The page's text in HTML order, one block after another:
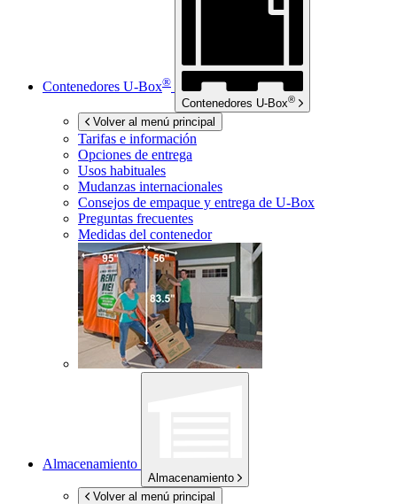
Contenedores U-Box®
Contenedores U-Box®
Volver al menú principal
Tarifas e información
Opciones de entrega
Usos habituales
Mudanzas internacionales
Consejos de empaque y entrega de U-Box
Preguntas frecuentes
Medidas del contenedor
Almacenamiento
Almacenamiento
Volver al menú principal